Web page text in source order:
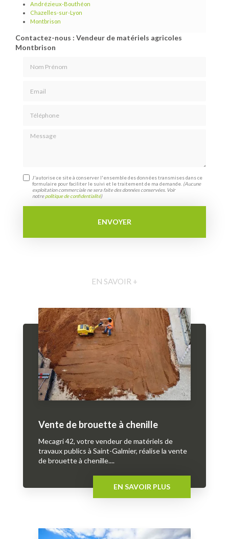
Andrézieux-Bouthéon
Chazelles-sur-Lyon
Montbrison
Contactez-nous : Vendeur de matériels agricoles
Montbrison
Message
J'autorise ce site à conserver l'ensemble des données transmises dans ce
formulaire pour faciliter le suivi et le traitement de ma demande. (Aucune
exploitation commerciale ne sera faite des données conservées. Voir
notrepolitique de confidentialité)
EN SAVOIR +
Vente de brouette à chenille
Mecagri 42, votre vendeur de matériels de
travaux publics à Saint-Galmier, réalise la vente
de brouette à chenille....
EN SAVOIR PLUS